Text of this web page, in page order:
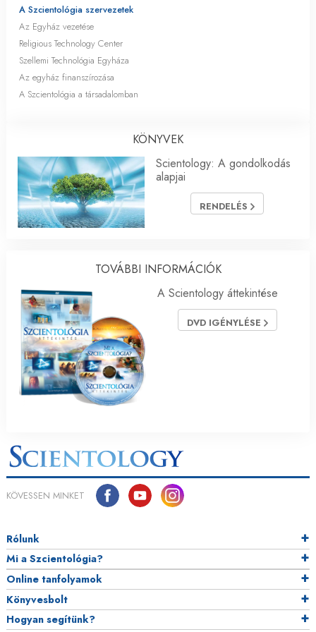
A Szcientológia szervezetek
Az Egyház vezetése
Religious Technology Center
Szellemi Technológia Egyháza
Az egyház finanszírozása
A Szcientológia a társadalomban
KÖNYVEK
Scientology: A gondolkodás
alapjai
RENDELÉS
TOVÁBBI INFORMÁCIÓK
A Scientology áttekintése
DVD IGÉNYLÉSE
KÖVESSEN MINKET
Rólunk
Mi a Szcientológia?
Online tanfolyamok
Könyvesbolt
Hogyan segítünk?